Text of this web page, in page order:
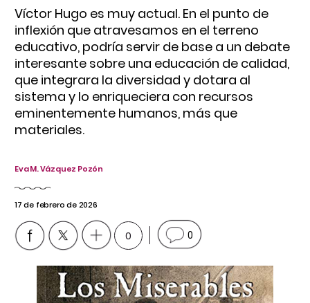
Víctor Hugo es muy actual. En el punto de
inflexión que atravesamos en el terreno
educativo, podría servir de base a un debate
interesante sobre una educación de calidad,
que integrara la diversidad y dotara al
sistema y lo enriqueciera con recursos
eminentemente humanos, más que
materiales.
Eva M. Vázquez Pozón
17 de febrero de 2026
0 0